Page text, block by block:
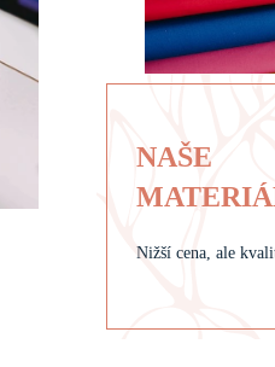
NAŠE
Nižší cena, ale